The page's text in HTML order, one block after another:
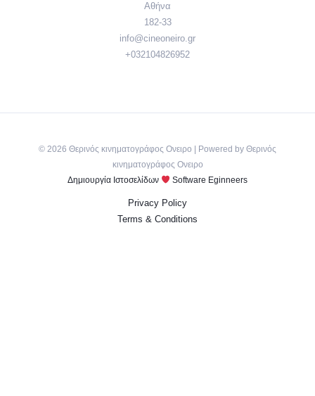
Αθήνα
182-33
info@cineoneiro.gr
+032104826952
© 2026 Θερινός κινηματογράφος Ονειρο | Powered by Θερινός
κινηματογράφος Ονειρο
Δημιουργία Ιστοσελίδων
Software Eginneers
Privacy Policy
Terms & Conditions